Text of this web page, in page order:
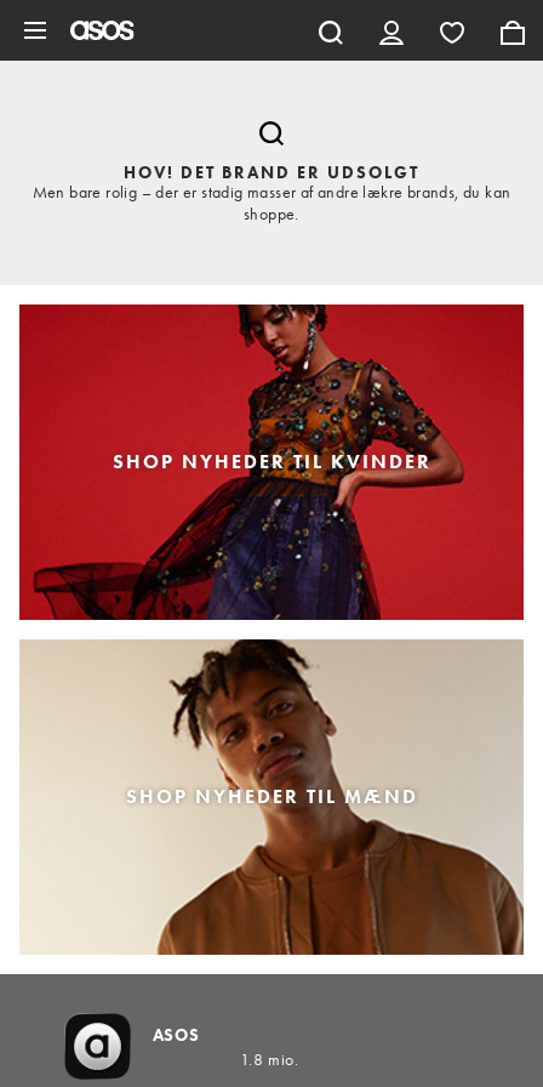
HOV! DET BRAND ER UDSOLGT
Men bare rolig – der er stadig masser af andre lækre brands, du kan
shoppe.
SHOP NYHEDER TIL KVINDER
SHOP NYHEDER TIL MÆND
ASOS
1.8 mio.